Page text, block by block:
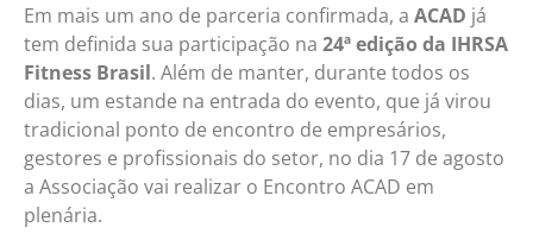
Em mais um ano de parceria confirmada, a ACAD já
tem definida sua participação na 24ª edição da IHRSA
Fitness Brasil. Além de manter, durante todos os
dias, um estande na entrada do evento, que já virou
tradicional ponto de encontro de empresários,
gestores e profissionais do setor, no dia 17 de agosto
a Associação vai realizar o Encontro ACAD em
plenária.